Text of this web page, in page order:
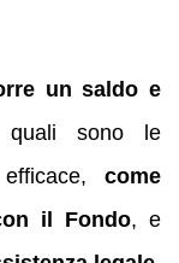
un saldo e
sono le
come
il Fondo, e